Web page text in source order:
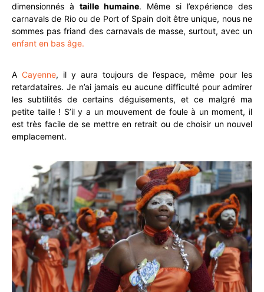
dimensionnés à taille humaine. Même si l’expérience des
carnavals de Rio ou de Port of Spain doit être unique, nous ne
sommes pas friand des carnavals de masse, surtout, avec un
enfant en bas âge.
A Cayenne, il y aura toujours de l’espace, même pour les
retardataires. Je n’ai jamais eu aucune difficulté pour admirer
les subtilités de certains déguisements, et ce malgré ma
petite taille ! S’il y a un mouvement de foule à un moment, il
est très facile de se mettre en retrait ou de choisir un nouvel
emplacement.